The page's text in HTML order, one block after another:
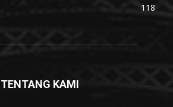
118
TENTANG KAMI